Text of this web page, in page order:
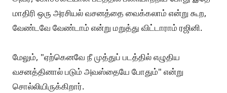
"முத்து" படத்தில் அவரும் "குலுவாலிலே" பாடலில் கூட
"கட்சி எல்லாம் இப்போ நமக்கெதுக்கு? காலத்தின் கையில்
அது இருக்கு" என்று ஒரு வரி வரும்.
அதைத்தானே அவர் எப்போதுமே சொல்கிறார்?